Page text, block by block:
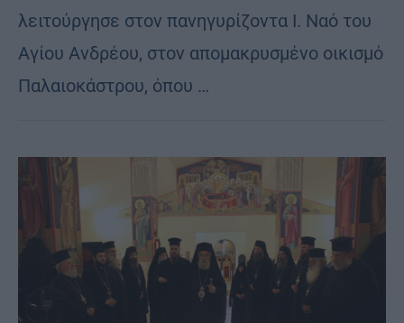
λειτούργησε στον πανηγυρίζοντα Ι. Ναό του
Αγίου Ανδρέου, στον απομακρυσμένο οικισμό
Παλαιοκάστρου, όπου …